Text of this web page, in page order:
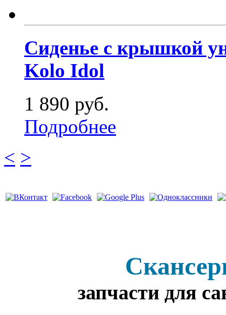
Сиденье c крышкой
Kolo Idol
1 890 руб.
Подробнее
< >
запчасти для